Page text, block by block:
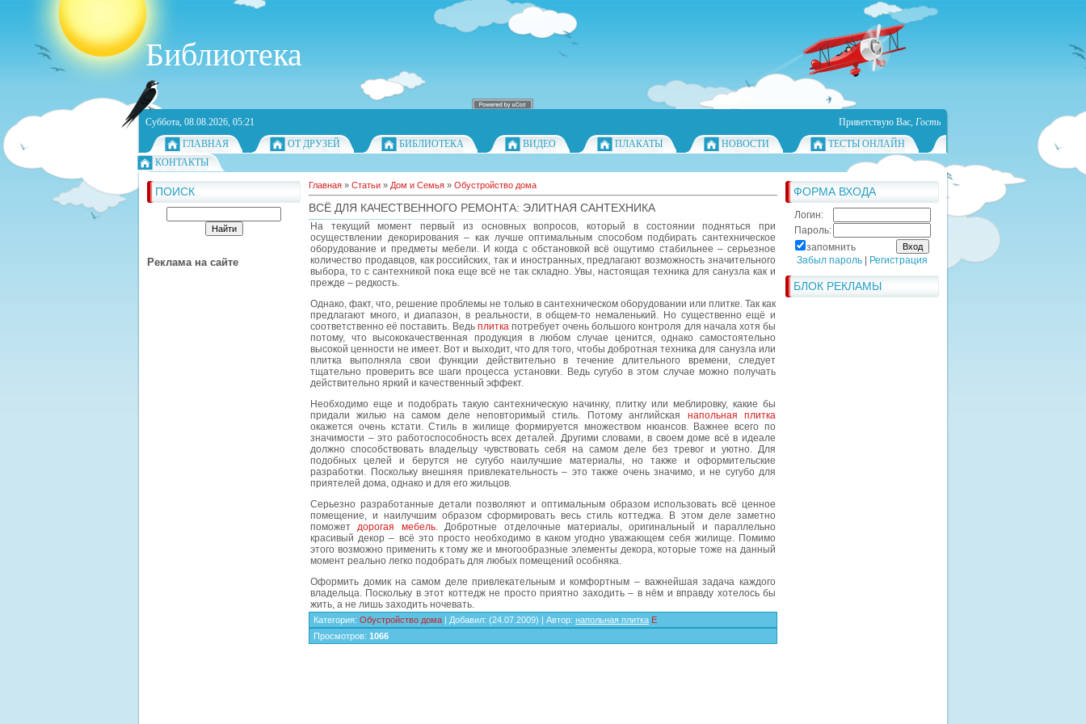
Библиотека
Суббота, 08.08.2026, 05:21 Приветствую Вас, Гость
ГЛАВНАЯ
ОТ ДРУЗЕЙ БИБЛИОТЕКА ВИДЕО ПЛАКАТЫ НОВОСТИ
ТЕСТЫ ОНЛАЙН
КОНТАКТЫ
ПОИСК
Реклама на сайте
ФОРМА ВХОДА
Логин:
Пароль:
запомнить
Забыл пароль
Регистрация
БЛОК РЕКЛАМЫ
Главная » Статьи » Дом и Семья » Обустройство дома
ВСЁ ДЛЯ КАЧЕСТВЕННОГО РЕМОНТА: ЭЛИТНАЯ САНТЕХНИКА
На текущий момент первый из основных вопросов, который в состоянии подняться при
осуществлении декорирования – как лучше оптимальным способом подбирать сантехническое
оборудование и предметы мебели. И когда с обстановкой всё ощутимо стабильнее – серьезное
количество продавцов, как российских, так и иностранных, предлагают возможность значительного
выбора, то с сантехникой пока еще всё не так складно. Увы, настоящая техника для санузла как и
прежде – редкость.
Однако, факт, что, решение проблемы не только в сантехническом оборудовании или плитке. Так как
предлагают много, и диапазон, в реальности, в общем-то немаленький. Но существенно ещё и
соответственно её поставить. Ведь плиткапотребует очень большого контроля для начала хотя бы
потому, что высококачественная продукция в любом случае ценится, однако самостоятельно
высокой ценности не имеет. Вот и выходит, что для того, чтобы добротная техника для санузла или
плитка выполняла свои функции действительно в течение длительного времени, следует
тщательно проверить все шаги процесса установки. Ведь сугубо в этом случае можно получать
действительно яркий и качественный эффект.
Необходимо еще и подобрать такую сантехническую начинку, плитку или меблировку, какие бы
придали жилью на самом деле неповторимый стиль. Потому английская напольная плитка
окажется очень кстати. Стиль в жилище формируется множеством нюансов. Важнее всего по
значимости – это работоспособность всех деталей. Другими словами, в своем доме всё в идеале
должно способствовать владельцу чувствовать себя на самом деле без тревог и уютно. Для
подобных целей и берутся не сугубо наилучшие материалы, но также и оформительские
разработки. Поскольку внешняя привлекательность – это также очень значимо, и не сугубо для
приятелей дома, однако и для его жильцов.
Серьезно разработанные детали позволяют и оптимальным образом использовать всё ценное
помещение, и наилучшим образом сформировать весь стиль коттеджа. В этом деле заметно
поможетдорогая мебель. Добротные отделочные материалы, оригинальный и параллельно
красивый декор – всё это просто необходимо в каком угодно уважающем себя жилище. Помимо
этого возможно применить к тому же и многообразные элементы декора, которые тоже на данный
момент реально легко подобрать для любых помещений особняка.
Оформить домик на самом деле привлекательным и комфортным – важнейшая задача каждого
владельца. Поскольку в этот коттедж не просто приятно заходить – в нём и вправду хотелось бы
жить, а не лишь заходить ночевать.
Категория: Обустройство дома | Добавил: (24.07.2009) | Автор: напольная плитка E
Просмотров: 1066